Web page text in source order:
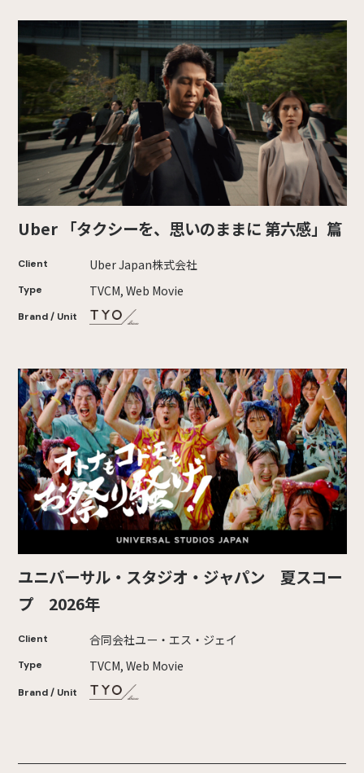
Uber 「タクシーを、思いのままに 第六感」篇
Client Uber Japan株式会社
Type TVCM, Web Movie
Brand / Unit
ユニバーサル・スタジオ・ジャパン 夏スコー
プ 2026年
Client 合同会社ユー・エス・ジェイ
Type TVCM, Web Movie
Brand / Unit